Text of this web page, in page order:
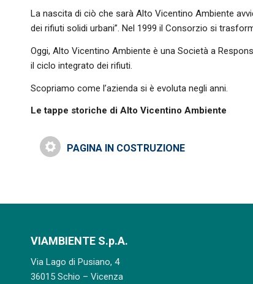
La nascita di ciò che sarà Alto Vicentino Ambiente
dei rifiuti solidi urbani”. Nel 1999 il Consorzio si
Oggi, Alto Vicentino Ambiente è una Società a
il ciclo integrato dei rifiuti.
Scopriamo come l’azienda si è evoluta negli anni.
Le tappe storiche di Alto Vicentino Ambiente
PAGINA IN COSTRUZIONE
VIAMBIENTE S.p.A.
Via Lago di Pusiano, 4
36015 Schio – Vicenza